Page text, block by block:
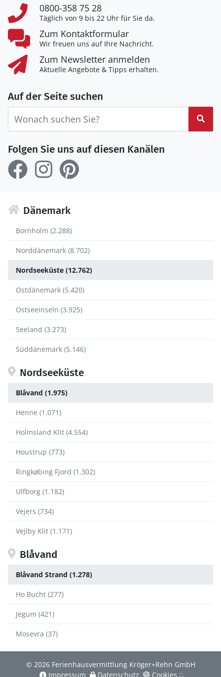
0800-358 75 28
Täglich von 9 bis 22 Uhr für Sie da.
Zum Kontaktformular
Wir freuen uns auf Ihre Nachricht.
Zum Newsletter anmelden
Aktuelle Angebote & Tipps erhalten.
Auf der Seite suchen
Folgen Sie uns auf diesen Kanälen
Dänemark
Bornholm (2.288)
Norddänemark (8.702)
Nordseeküste (12.762)
Ostdänemark (5.420)
Ostseeinseln (3.925)
Seeland (3.273)
Süddänemark (5.146)
Nordseeküste
Blåvand (1.975)
Henne (1.071)
Holmsland Klit (4.554)
Houstrup (773)
Ringkøbing Fjord (1.302)
Ulfborg (1.182)
Vejers (734)
Vejlby Klit (1.171)
Blåvand
Blåvand Strand (1.278)
Ho Bucht (277)
Jegum (421)
Mosevra (37)
© 2026 Ferienhausvermittlung Kröger+Rehn GmbH
Impressum
Datenschutz Cookies ∴